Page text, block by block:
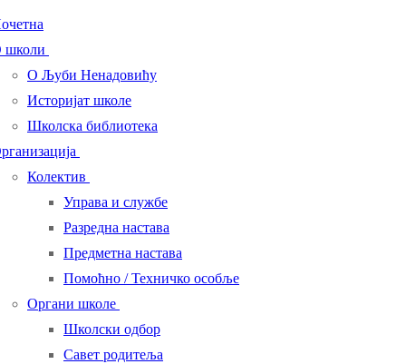
школи
О Љуби Ненадовићу
Историјат школе
Школска библиотека
Колектив
Управа и службе
Разредна настава
Предметна настава
Помоћно / Техничко особље
Органи школе
Школски одбор
Савет родитеља